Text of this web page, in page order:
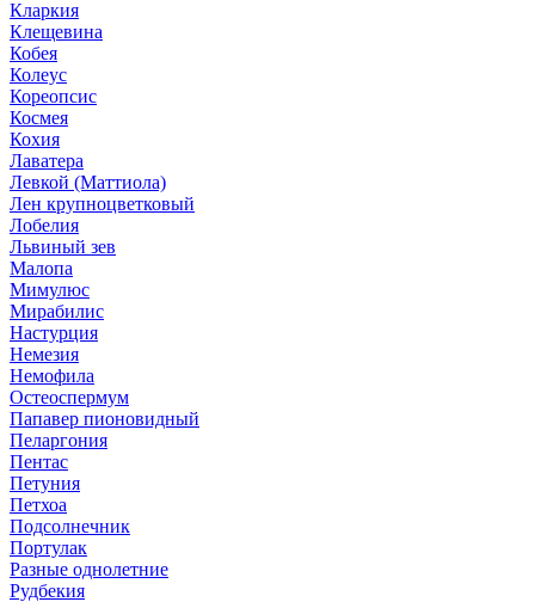
Кларкия
Клещевина
Кобея
Колеус
Кореопсис
Космея
Кохия
Лаватера
Левкой (Маттиола)
Лен крупноцветковый
Лобелия
Львиный зев
Малопа
Мимулюс
Мирабилис
Настурция
Немезия
Немофила
Остеоспермум
Папавер пионовидный
Пеларгония
Пентас
Петуния
Петхоа
Подсолнечник
Портулак
Разные однолетние
Рудбекия